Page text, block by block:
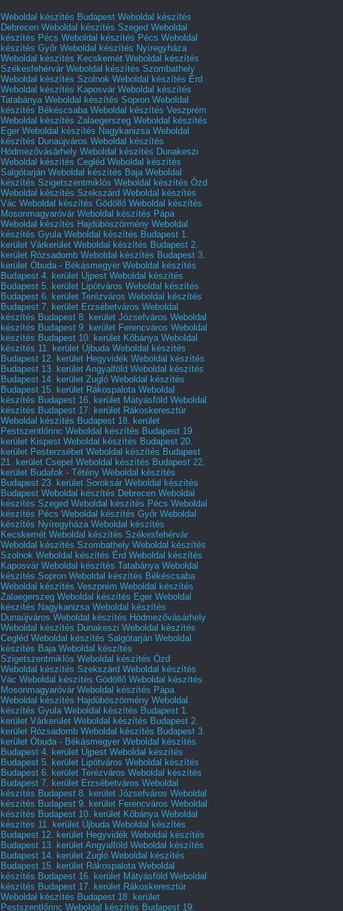
Weboldal készítés Budapest Weboldal készítés
Debrecen Weboldal készítés Szeged Weboldal
készítés Pécs Weboldal készítés Pécs Weboldal
készítés Győr Weboldal készítés Nyíregyháza
Weboldal készítés Kecskemét Weboldal készítés
Székesfehérvár Weboldal készítés Szombathely
Weboldal készítés Szolnok Weboldal készítés Érd
Weboldal készítés Kaposvár Weboldal készítés
Tatabánya Weboldal készítés Sopron Weboldal
készítés Békéscsaba Weboldal készítés Veszprém
Weboldal készítés Zalaegerszeg Weboldal készítés
Eger Weboldal készítés Nagykanizsa Weboldal
készítés Dunaújváros Weboldal készítés
Hódmezővásárhely Weboldal készítés Dunakeszi
Weboldal készítés Cegléd Weboldal készítés
Salgótarján Weboldal készítés Baja Weboldal
készítés Szigetszentmiklós Weboldal készítés Ózd
Weboldal készítés Szekszárd Weboldal készítés
Vác Weboldal készítés Gödöllő Weboldal készítés
Mosonmagyaróvár Weboldal készítés Pápa
Weboldal készítés Hajdúböszörmény Weboldal
készítés Gyula Weboldal készítés Budapest 1.
kerület Várkerület Weboldal készítés Budapest 2.
kerület Rózsadomb Weboldal készítés Budapest 3.
kerület Óbuda - Békásmegyer Weboldal készítés
Budapest 4. kerület Újpest Weboldal készítés
Budapest 5. kerület Lipótváros Weboldal készítés
Budapest 6. kerület Terézváros Weboldal készítés
Budapest 7. kerület Erzsébetváros Weboldal
készítés Budapest 8. kerület Józsefváros Weboldal
készítés Budapest 9. kerület Ferencváros Weboldal
készítés Budapest 10. kerület Kőbánya Weboldal
készítés 11. kerület Újbuda Weboldal készítés
Budapest 12. kerület Hegyvidék Weboldal készítés
Budapest 13. kerület Angyalföld Weboldal készítés
Budapest 14. kerület Zugló Weboldal készítés
Budapest 15. kerület Rákospalota Weboldal
készítés Budapest 16. kerület Mátyásföld Weboldal
készítés Budapest 17. kerület Rákoskeresztúr
Weboldal készítés Budapest 18. kerület
Pestszentlőrinc Weboldal készítés Budapest 19.
kerület Kispest Weboldal készítés Budapest 20.
kerület Pesterzsébet Weboldal készítés Budapest
21. kerület Csepel Weboldal készítés Budapest 22.
kerület Budafok - Tétény Weboldal készítés
Budapest 23. kerület Soroksár Weboldal készítés
Budapest Weboldal készítés Debrecen Weboldal
készítés Szeged Weboldal készítés Pécs Weboldal
készítés Pécs Weboldal készítés Győr Weboldal
készítés Nyíregyháza Weboldal készítés
Kecskemét Weboldal készítés Székesfehérvár
Weboldal készítés Szombathely Weboldal készítés
Szolnok Weboldal készítés Érd Weboldal készítés
Kaposvár Weboldal készítés Tatabánya Weboldal
készítés Sopron Weboldal készítés Békéscsaba
Weboldal készítés Veszprém Weboldal készítés
Zalaegerszeg Weboldal készítés Eger Weboldal
készítés Nagykanizsa Weboldal készítés
Dunaújváros Weboldal készítés Hódmezővásárhely
Weboldal készítés Dunakeszi Weboldal készítés
Cegléd Weboldal készítés Salgótarján Weboldal
készítés Baja Weboldal készítés
Szigetszentmiklós Weboldal készítés Ózd
Weboldal készítés Szekszárd Weboldal készítés
Vác Weboldal készítés Gödöllő Weboldal készítés
Mosonmagyaróvár Weboldal készítés Pápa
Weboldal készítés Hajdúböszörmény Weboldal
készítés Gyula Weboldal készítés Budapest 1.
kerület Várkerület Weboldal készítés Budapest 2.
kerület Rózsadomb Weboldal készítés Budapest 3.
kerület Óbuda - Békásmegyer Weboldal készítés
Budapest 4. kerület Újpest Weboldal készítés
Budapest 5. kerület Lipótváros Weboldal készítés
Budapest 6. kerület Terézváros Weboldal készítés
Budapest 7. kerület Erzsébetváros Weboldal
készítés Budapest 8. kerület Józsefváros Weboldal
készítés Budapest 9. kerület Ferencváros Weboldal
készítés Budapest 10. kerület Kőbánya Weboldal
készítés 11. kerület Újbuda Weboldal készítés
Budapest 12. kerület Hegyvidék Weboldal készítés
Budapest 13. kerület Angyalföld Weboldal készítés
Budapest 14. kerület Zugló Weboldal készítés
Budapest 15. kerület Rákospalota Weboldal
készítés Budapest 16. kerület Mátyásföld Weboldal
készítés Budapest 17. kerület Rákoskeresztúr
Weboldal készítés Budapest 18. kerület
Pestszentlőrinc Weboldal készítés Budapest 19.